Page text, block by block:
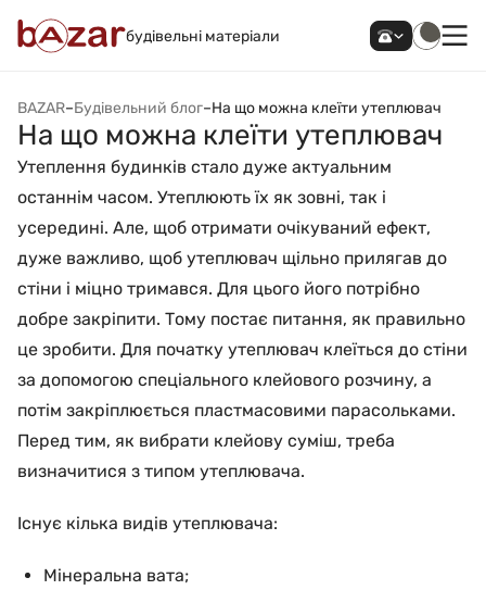
будівельні матеріали
BAZAR–Будівельний блог–На що можна клеїти утеплювач
На що можна клеїти утеплювач
Утеплення будинків стало дуже актуальним
останнім часом. Утеплюють їх як зовні, так і
усередині. Але, щоб отримати очікуваний ефект,
дуже важливо, щоб утеплювач щільно прилягав до
стіни і міцно тримався. Для цього його потрібно
добре закріпити. Тому постає питання, як правильно
це зробити. Для початку утеплювач клеїться до стіни
за допомогою спеціального клейового розчину, а
потім закріплюється пластмасовими парасольками.
Перед тим, як вибрати клейову суміш, треба
визначитися з типом утеплювача.
Існує кілька видів утеплювача:
Мінеральна вата;